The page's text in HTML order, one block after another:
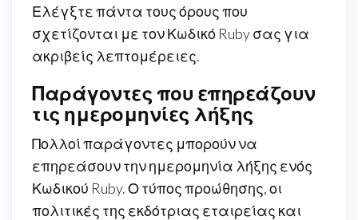
Ελέγξτε πάντα τους όρους που
σχετίζονται με τον Κωδικό Ruby σας για
ακριβείς λεπτομέρειες.
Παράγοντες που επηρεάζουν
τις ημερομηνίες λήξης
Πολλοί παράγοντες μπορούν να
επηρεάσουν την ημερομηνία λήξης ενός
Κωδικού Ruby. Ο τύπος προώθησης, οι
πολιτικές της εκδότριας εταιρείας και